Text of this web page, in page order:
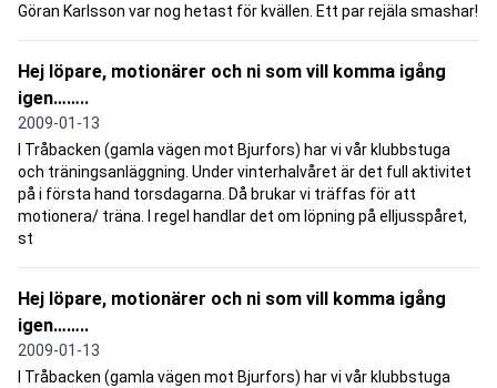
Göran Karlsson var nog hetast för kvällen. Ett par rejäla smashar!
Hej löpare, motionärer och ni som vill komma igång
igen……..
2009-01-13
I Tråbacken (gamla vägen mot Bjurfors) har vi vår klubbstuga
och träningsanläggning. Under vinterhalvåret är det full aktivitet
på i första hand torsdagarna. Då brukar vi träffas för att
motionera/ träna. I regel handlar det om löpning på elljusspåret,
st
Hej löpare, motionärer och ni som vill komma igång
igen……..
2009-01-13
I Tråbacken (gamla vägen mot Bjurfors) har vi vår klubbstuga